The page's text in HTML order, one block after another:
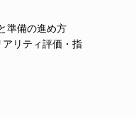
準備の進め方
リティ評価・指